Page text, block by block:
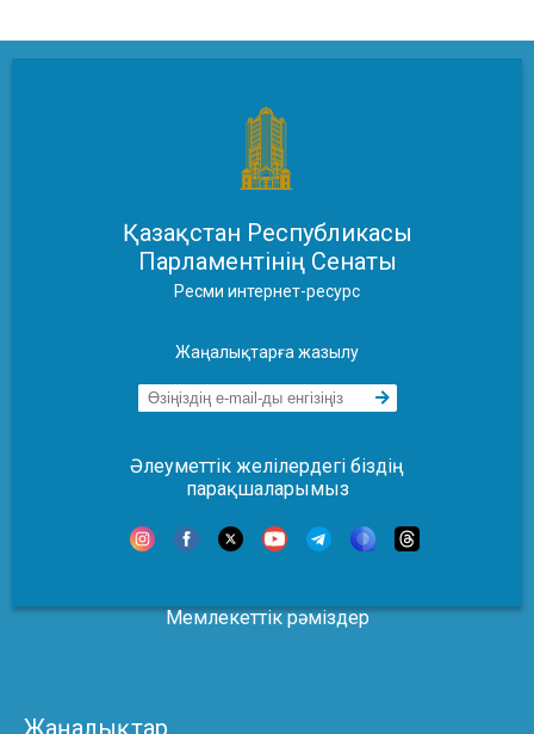
Қазақстан Республикасы
Парламентінің Сенаты
Ресми интернет-ресурс
Жаңалықтарға жазылу
Әлеуметтік желілердегі біздің
парақшаларымыз
Мемлекеттік рәміздер
Жаңалықтар